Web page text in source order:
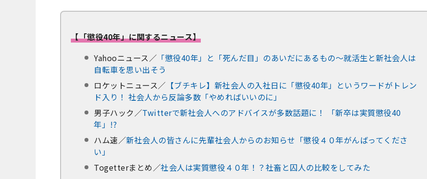
【「懲役40年」に関するニュース】
Yahooニュース／ 「懲役40年」と「死んだ目」のあいだにあるもの～就活生と新社会人は
自転車を思い出そう
ロケットニュース／ 【ブチキレ】新社会人の入社日に「懲役40年」というワードがトレン
ド入り！ 社会人から反論多数「やめればいいのに」
男子ハック／Twitterで新社会人へのアドバイスが多数話題に！ 「新卒は実質懲役40
年」!?
ハム速／新社会人の皆さんに先輩社会人からのお知らせ「懲役４０年がんばってくださ
い」
Togetterまとめ／社会人は実質懲役４０年！？社畜と囚人の比較をしてみた